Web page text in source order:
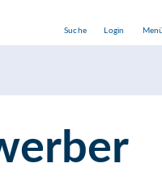
Suche Login